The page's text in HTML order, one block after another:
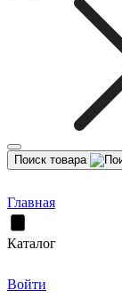
Поиск товара
Главная
Каталог
Войти